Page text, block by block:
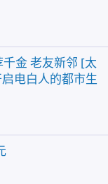
千金 老友新邻 [太
电白人的都市生